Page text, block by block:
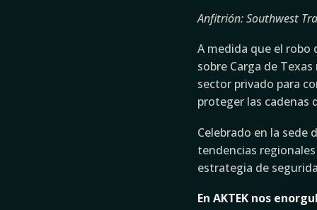
Anfitrión: Southwest
A medida que el robo
sobre Carga de
sector privado para
proteger las cadenas
Celebrado en la sede
tendencias
estrategia de
En AKTEK nos